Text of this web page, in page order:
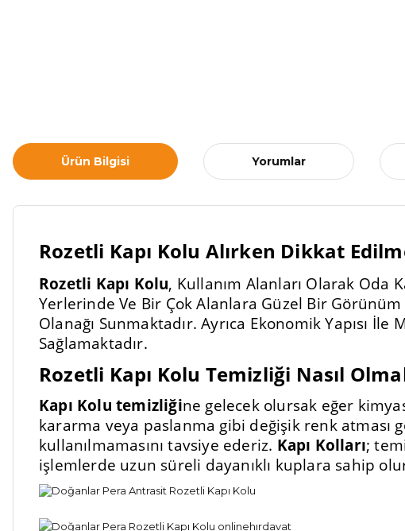
Ürün Bilgisi Yorumlar
Rozetli Kapı Kolu Alırken Dikkat
Rozetli Kapı Kolu, Kullanım Alanları Olarak Oda
Yerlerinde Ve Bir Çok Alanlara Güzel Bir
Olanağı Sunmaktadır. Ayrıca Ekonomik Yapısı
Sağlamaktadır.
Rozetli Kapı Kolu Temizliği Nasıl
Kapı Kolu temizliğine gelecek olursak eğer
kararma veya paslanma gibi değişik renk
kullanılmamasını tavsiye ederiz. Kapı Kolları;
işlemlerde uzun süreli dayanıklı kuplara sahip